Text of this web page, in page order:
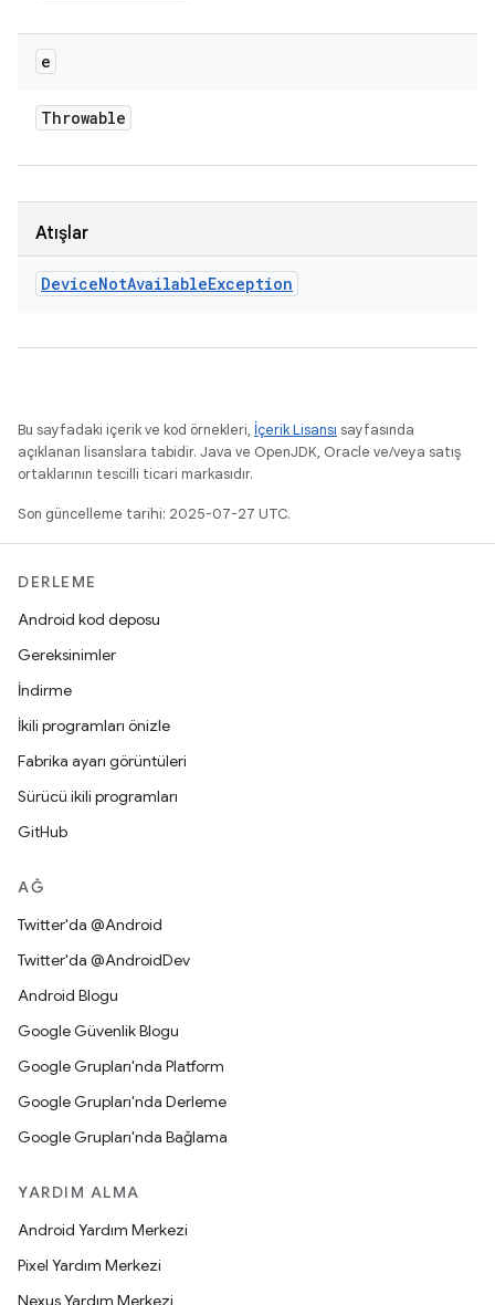
e
Throwable
Atışlar
DeviceNotAvailableException
Bu sayfadaki içerik ve kod örnekleri, İçerik Lisansı sayfasında
açıklanan lisanslara tabidir. Java ve OpenJDK, Oracle ve/veya satış
ortaklarının tescilli ticari markasıdır.
Son güncelleme tarihi: 2025-07-27 UTC.
DERLEME
Android kod deposu
Gereksinimler
İndirme
İkili programları önizle
Fabrika ayarı görüntüleri
Sürücü ikili programları
GitHub
AĞ
Twitter'da @Android
Twitter'da @AndroidDev
Android Blogu
Google Güvenlik Blogu
Google Grupları'nda Platform
Google Grupları'nda Derleme
Google Grupları'nda Bağlama
YARDIM ALMA
Android Yardım Merkezi
Pixel Yardım Merkezi
Nexus Yardım Merkezi